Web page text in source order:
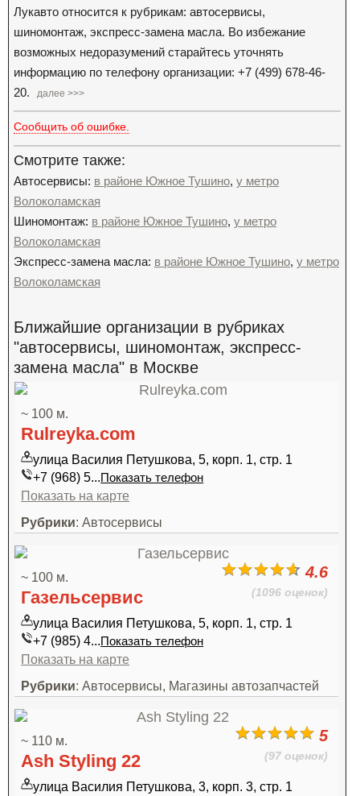
Лукавто относится к рубрикам: автосервисы,
шиномонтаж, экспресс-замена масла. Во избежание
возможных недоразумений старайтесь уточнять
информацию по телефону организации: +7 (499) 678-46-
20.
далее >>>
Сообщить об ошибке.
Смотрите также:
Автосервисы: в районе Южное Тушино, у метро
Волоколамская
Шиномонтаж: в районе Южное Тушино, у метро
Волоколамская
Экспресс-замена масла: в районе Южное Тушино, у метро
Волоколамская
Ближайшие организации в рубриках
"автосервисы, шиномонтаж, экспресс-
замена масла" в Москве
~ 100 м.
Rulreyka.com
улица Василия Петушкова, 5, корп. 1, стр. 1
+7 (968) 5...Показать телефон
Показать на карте
Рубрики: Автосервисы
4.6
(1096 оценок)
~ 100 м.
Газельсервис
улица Василия Петушкова, 5, корп. 1, стр. 1
+7 (985) 4...Показать телефон
Показать на карте
Рубрики: Автосервисы, Магазины автозапчастей
5
(97 оценок)
~ 110 м.
Ash Styling 22
улица Василия Петушкова, 3, корп. 3, стр. 1